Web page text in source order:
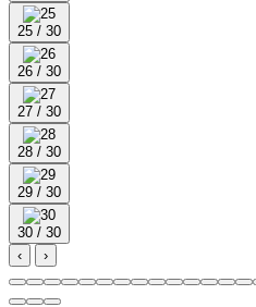
25 / 30
26 / 30
27 / 30
28 / 30
29 / 30
30 / 30
‹
›